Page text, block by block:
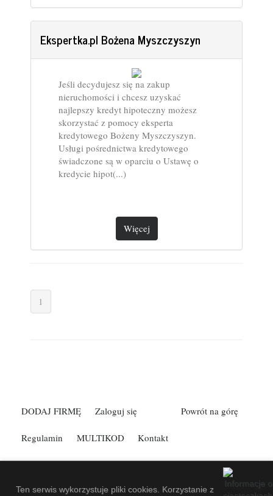
Ekspertka.pl Bożena Myszczyszyn
Jeśli decydujesz się na zakup
nieruchomości i chcesz uzyskać
najlepszy kredyt hipoteczny możesz
skorzystać z pomocy eksperta
kredytowego Bożeny Myszczyszyn.
Usługi pośrednictwa kredytowego
świadczone są w oparciu o Ustawę o
kredycie hipot(...)
Więcej
1
Powrót na górę
DODAJ FIRMĘ Zaloguj się
Regulamin MULTIKOD Kontakt
Spis Firm Kefann.
PagePeeker.
Ten serwis wykorzystuje pliki cookies. Korzystanie z